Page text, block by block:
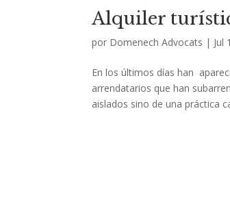
Alquiler
por Domenech Advocats | Jul
En los últimos días han
arrendatarios que han
aislados sino de una práctica